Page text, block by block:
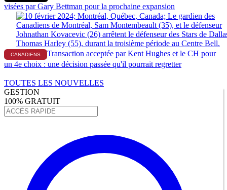
visées par Gary Bettman pour la prochaine expansion
CANADIENS
Transaction acceptée par Kent Hughes et le CH pour
un 4e choix : une décision passée qu'il pourrait regretter
TOUTES LES NOUVELLES
GESTION
100% GRATUIT